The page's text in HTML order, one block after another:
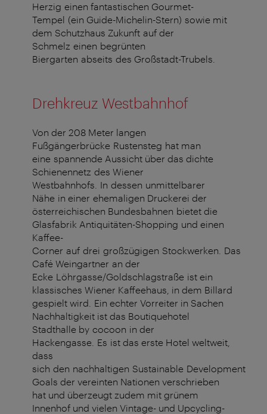
Herzig einen fantastischen Gourmet-
Tempel (ein Guide-Michelin-Stern) sowie mit
dem Schutzhaus Zukunft auf der
Schmelz einen begrünten
Biergarten abseits des Großstadt-Trubels.
Drehkreuz Westbahnhof
Von der 208 Meter langen
Fußgängerbrücke Rustensteg hat man
eine spannende Aussicht über das dichte
Schienennetz des Wiener
Westbahnhofs. In dessen unmittelbarer
Nähe in einer ehemaligen Druckerei der
österreichischen Bundesbahnen bietet die
Glasfabrik Antiquitäten-Shopping und einen
Kaffee-
Corner auf drei großzügigen Stockwerken. Das
Café Weingartner an der
Ecke Löhrgasse/Goldschlagstraße ist ein
klassisches Wiener Kaffeehaus, in dem Billard
gespielt wird. Ein echter Vorreiter in Sachen
Nachhaltigkeit ist das Boutiquehotel
Stadthalle by cocoon in der
Hackengasse. Es ist das erste Hotel weltweit,
dass
sich den nachhaltigen Sustainable Development
Goals der vereinten Nationen verschrieben
hat und überzeugt zudem mit grünem
Innenhof und vielen Vintage- und Upcycling-